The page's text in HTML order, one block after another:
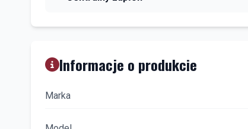
Informacje o produkcie
Marka